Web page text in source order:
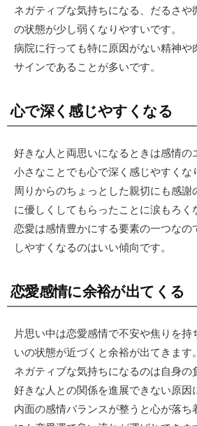
ネガティブな気持ちになる、だるさや
の状態が少し弱くなりやすいです。
病院に行っても特に原因がない精神や
サインであることが多いです。
心で深く感じやすくなる
好きな人と両思いになるときは感情の
小さなことでも心で深く感じやすくな
周りからのちょっとした親切にも感謝
に優しくしてもらったことに涙もろく
恋愛は感情豊かにする要素の一つなの
しやすくなるのはいい傾向です。
恋愛感情に余裕が出てくる
片思い中は恋愛感情で不安や焦りを持
いの状態が近づくと余裕が出てきます。
ネガティブな気持ちになるのは自身の
好きな人との関係を進展できない原因
内面の感情バランスが整うと心が落ち